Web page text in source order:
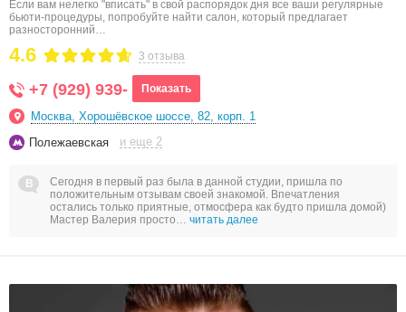
Если вам нелегко "вписать" в свой распорядок дня все ваши регулярные
бьюти-процедуры, попробуйте найти салон, который предлагает
разносторонний…
3 отзыва
4.6
+7 (929) 939- Показать
Москва, Хорошёвское шоссе, 82, корп. 1
Полежаевская
и еще 2
Сегодня в первый раз была в данной студии, пришла по
положительным отзывам своей знакомой. Впечатления
остались только приятные, отмосфера как будто пришла домой)
Мастер Валерия просто… читать далее